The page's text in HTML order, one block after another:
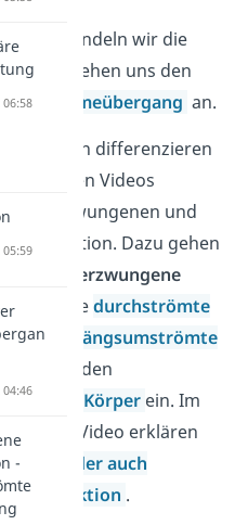
behandeln wir die
und sehen uns den
Wärmeübergang an.
dessen differenzieren
nächsten Videos
der erzwungenen und
Konvektion. Dazu gehen
erzwungene
für diedurchströmte
, die
längsumströmte
und den
Körper ein. Im
Video erklären
freie oder auch
Konvektion .
-